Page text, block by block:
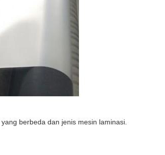
berbeda dan jenis mesin laminasi.